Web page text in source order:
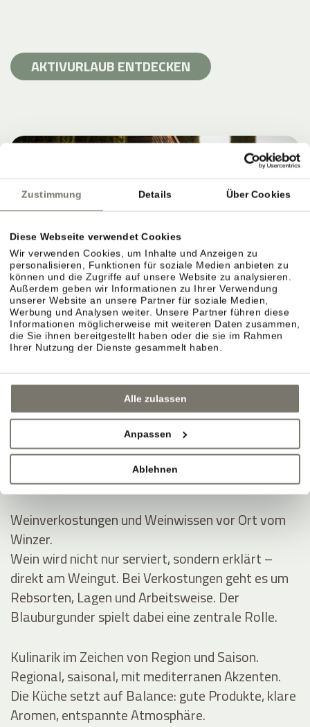
Zustimmung Details Über Cookies
Diese Webseite verwendet Cookies
Wir verwenden Cookies, um Inhalte und Anzeigen zu
personalisieren, Funktionen für soziale Medien anbieten zu
können und die Zugriffe auf unsere Website zu analysieren.
Außerdem geben wir Informationen zu Ihrer Verwendung
unserer Website an unsere Partner für soziale Medien,
Werbung und Analysen weiter. Unsere Partner führen diese
Informationen möglicherweise mit weiteren Daten zusammen,
die Sie ihnen bereitgestellt haben oder die sie im Rahmen
Ihrer Nutzung der Dienste gesammelt haben.
Alle zulassen
Anpassen
Ablehnen
AKTIVURLAUB ENTDECKEN
WEINGUT STROBLHOF: WEIN ERLEBEN,
VERSTEHEN UND GENIESSEN
Eigenes Weingut in Eppan: Reben, Lagen und
Das Weingut ist der Ursprung des Stroblhofs.
Rund um Eppan wachsen die Reben an der
Südtiroler Weinstraße. Im Keller entstehen Weine
mit klarer Linie und Handschrift.
Weinverkostungen und Weinwissen vor Ort vom
Winzer.
Wein wird nicht nur serviert, sondern erklärt –
direkt am Weingut. Bei Verkostungen geht es um
Rebsorten, Lagen und Arbeitsweise. Der
Blauburgunder spielt dabei eine zentrale Rolle.
Kulinarik im Zeichen von Region und Saison.
Regional, saisonal, mit mediterranen Akzenten.
Die Küche setzt auf Balance: gute Produkte, klare
Aromen, entspannte Atmosphäre.